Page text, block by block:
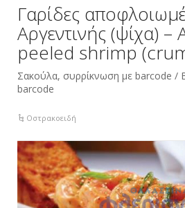
Γαρίδες
Αργεντινής (ψίχα) –
peeled shrimp
Σακούλα, συρρίκνωση με barcode /
barcode
Οστρακοειδή